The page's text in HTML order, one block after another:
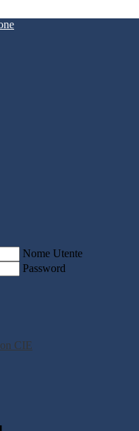
Nome Utente
Password
CIE